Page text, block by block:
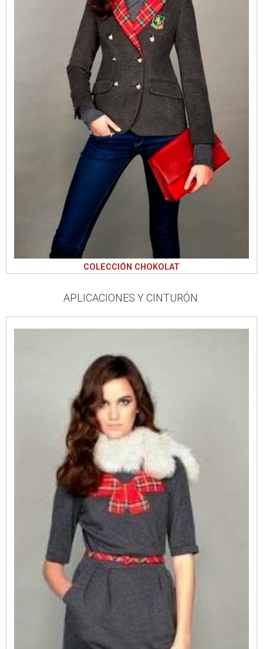
COLECCIÓN CHOKOLAT
APLICACIONES Y CINTURÓN